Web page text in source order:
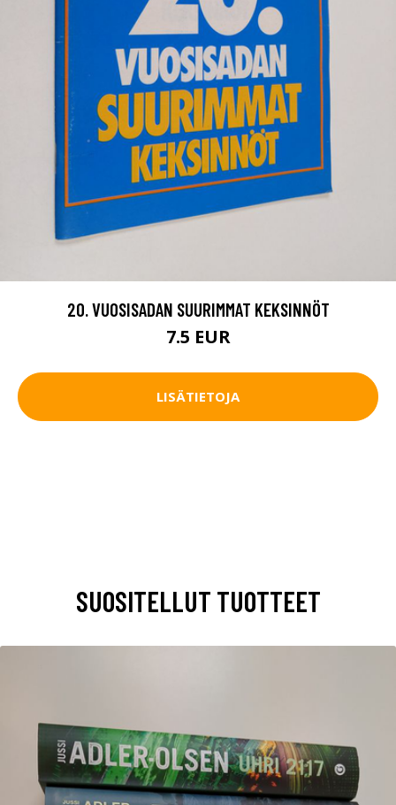
20. VUOSISADAN SUURIMMAT KEKSINNÖT
7.5 EUR
LISÄTIETOJA
SUOSITELLUT TUOTTEET